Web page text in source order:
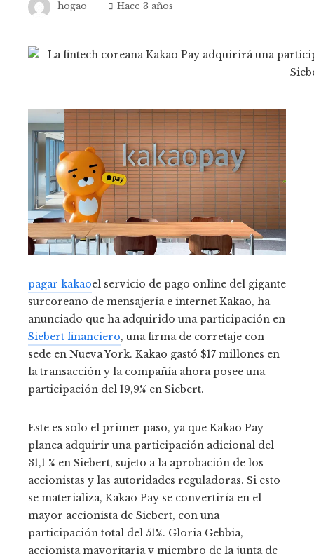
hogao Hace 3 años
pagar kakaoel servicio de pago online del gigante
surcoreano de mensajería e internet Kakao, ha
anunciado que ha adquirido una participación en
Siebert financiero, una firma de corretaje con
sede en Nueva York. Kakao gastó $17 millones en
la transacción y la compañía ahora posee una
participación del 19,9% en Siebert.
Este es solo el primer paso, ya que Kakao Pay
planea adquirir una participación adicional del
31,1 % en Siebert, sujeto a la aprobación de los
accionistas y las autoridades reguladoras. Si esto
se materializa, Kakao Pay se convertiría en el
mayor accionista de Siebert, con una
participación total del 51%. Gloria Gebbia,
accionista mayoritaria y miembro de la junta de